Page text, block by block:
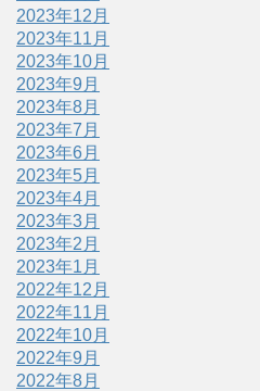
2023年12月
2023年11月
2023年10月
2023年9月
2023年8月
2023年7月
2023年6月
2023年5月
2023年4月
2023年3月
2023年2月
2023年1月
2022年12月
2022年11月
2022年10月
2022年9月
2022年8月